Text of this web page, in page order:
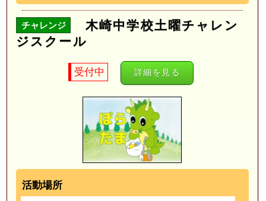
チャレンジ
木崎中学校土曜チャレン
ジスクール
受付中 詳細を見る
活動場所